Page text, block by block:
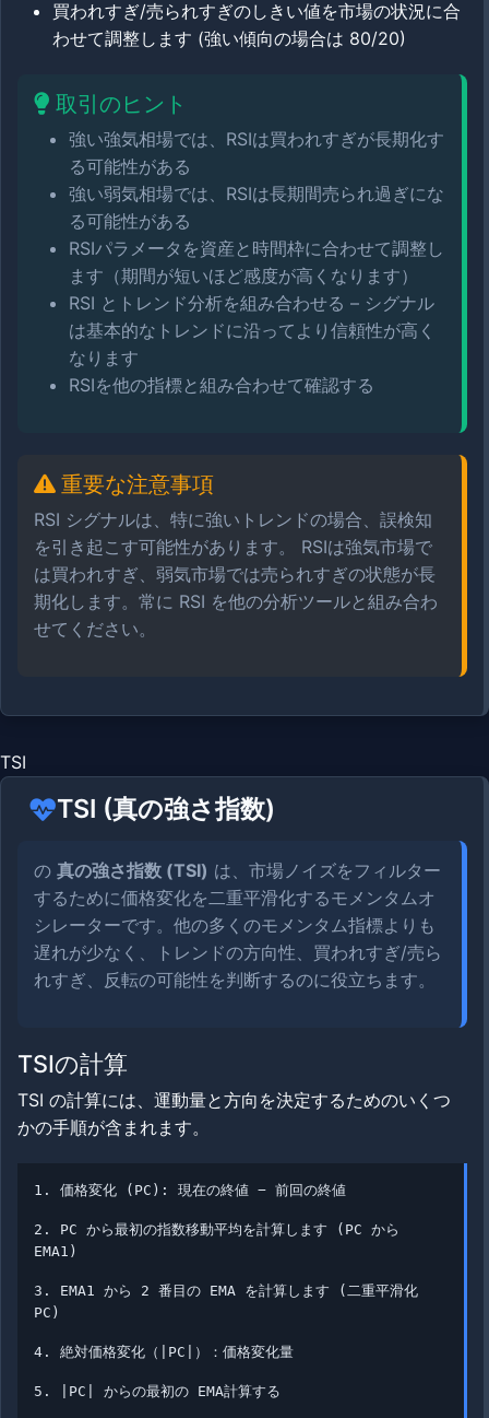
買われすぎ/売られすぎのしきい値を市場の状況に合
わせて調整します (強い傾向の場合は 80/20)
取引のヒント
強い強気相場では、RSIは買われすぎが長期化す
る可能性がある
強い弱気相場では、RSIは長期間売られ過ぎにな
る可能性がある
RSIパラメータを資産と時間枠に合わせて調整し
ます（期間が短いほど感度が高くなります）
RSI とトレンド分析を組み合わせる – シグナル
は基本的なトレンドに沿ってより信頼性が高く
なります
RSIを他の指標と組み合わせて確認する
重要な注意事項
RSI シグナルは、特に強いトレンドの場合、誤検知
を引き起こす可能性があります。 RSIは強気市場で
は買われすぎ、弱気市場では売られすぎの状態が長
期化します。常に RSI を他の分析ツールと組み合わ
せてください。
TSI
TSI (真の強さ指数)
の 真の強さ指数 (TSI) は、市場ノイズをフィルター
するために価格変化を二重平滑化するモメンタムオ
シレーターです。他の多くのモメンタム指標よりも
遅れが少なく、トレンドの方向性、買われすぎ/売ら
れすぎ、反転の可能性を判断するのに役立ちます。
TSIの計算
TSI の計算には、運動量と方向を決定するためのいくつ
かの手順が含まれます。
1. 価格変化 (PC): 現在の終値 − 前回の終値
2. PC から最初の指数移動平均を計算します (PC から
EMA1)
3. EMA1 から 2 番目の EMA を計算します (二重平滑化
PC)
4. 絶対価格変化（|PC|）：価格変化量
5. |PC| からの最初の EMA計算する